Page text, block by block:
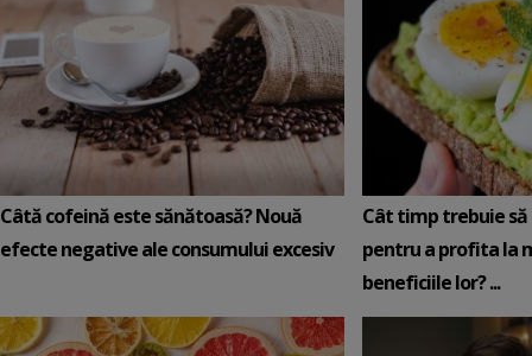
Câtă cofeină este sănătoasă? Nouă
efecte negative ale consumului excesiv
Cât timp trebuie
pentru a profita la
beneficiile lor? ...